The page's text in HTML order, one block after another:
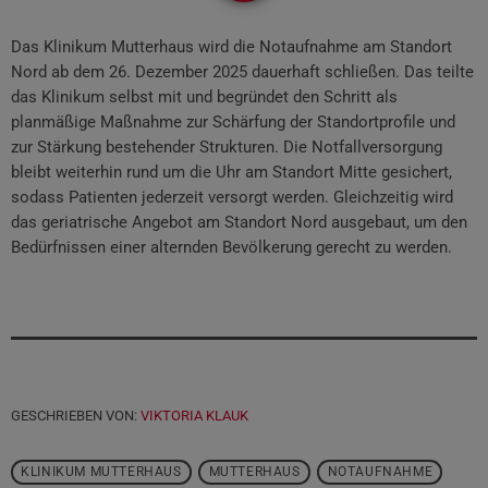
Das Klinikum Mutterhaus wird die Notaufnahme am Standort
Nord ab dem 26. Dezember 2025 dauerhaft schließen. Das teilte
das Klinikum selbst mit und begründet den Schritt als
planmäßige Maßnahme zur Schärfung der Standortprofile und
zur Stärkung bestehender Strukturen. Die Notfallversorgung
bleibt weiterhin rund um die Uhr am Standort Mitte gesichert,
sodass Patienten jederzeit versorgt werden. Gleichzeitig wird
das geriatrische Angebot am Standort Nord ausgebaut, um den
Bedürfnissen einer alternden Bevölkerung gerecht zu werden.
GESCHRIEBEN VON: VIKTORIA KLAUK
KLINIKUM MUTTERHAUS MUTTERHAUS NOTAUFNAHME